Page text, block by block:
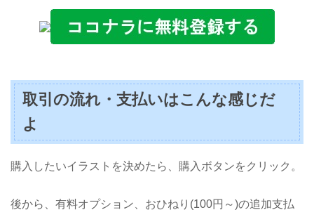
取引の流れ・支払いはこんな感じだ
よ
購入したいイラストを決めたら、購入ボタンをクリック。
後から、有料オプション、おひねり(100円～)の追加支払